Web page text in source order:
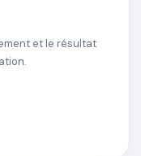
et le résultat